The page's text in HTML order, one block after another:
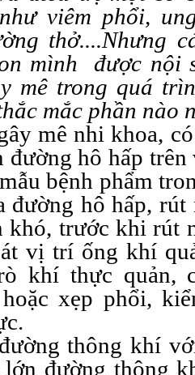
viêm phổi,
thở....Nhưng
mình được nội
mê trong quá
mắc phần nào
mê nhi khoa,
đường hô hấp
bệnh phẩm
đường hô hấp,
khó, trước khi rút
vị trí ống khí
khí thực quản,
xẹp phổi,
thông khí
lớn đường thông